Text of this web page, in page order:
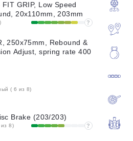
GRIP, Low Speed
20x110mm, 203mm
?
250x75mm, Rebound &
Adjust, spring rate 400
( 6 из 8)
Brake (203/203)
8) ?